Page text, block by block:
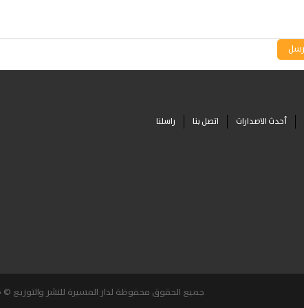
أحدث الاصدارات اتصل بنا راسلنا
جميع الحقوق محفوظة لدار المسيرة للنشر والتوزيع © 2026